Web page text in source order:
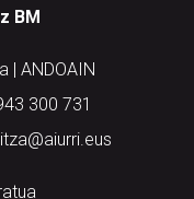
BM
| ANDOAIN
300 731